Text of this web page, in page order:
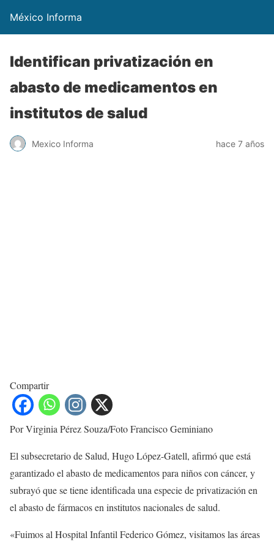
México Informa
Identifican privatización en
abasto de medicamentos en
institutos de salud
Mexico Informa hace 7 años
Compartir
Por Virginia Pérez Souza/Foto Francisco Geminiano
El subsecretario de Salud, Hugo López-Gatell, afirmó que está
garantizado el abasto de medicamentos para niños con cáncer, y
subrayó que se tiene identificada una especie de privatización en
el abasto de fármacos en institutos nacionales de salud.
«Fuimos al Hospital Infantil Federico Gómez, visitamos las áreas